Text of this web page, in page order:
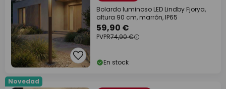
Bolardo luminoso LED Lindby Fjorya,
altura 90 cm, marrón, IP65
59,90 €
PVPR74,90 €
En stock
Novedad